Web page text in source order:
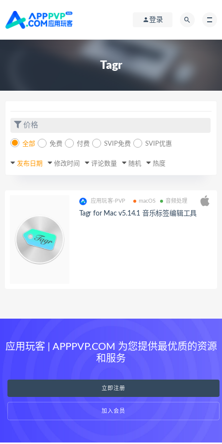
登录
Tagr
价格
全部 免费 付费 SVIP免费 SVIP优惠
发布日期 修改时间 评论数量 随机 热度
应用玩客-PVP macOS 音频处理
Tagr for Mac v5.14.1 音乐标签编辑工具
应用玩客 | APPPVP.COM 为您提供最优质的资源
和服务
立即注册
加入会员